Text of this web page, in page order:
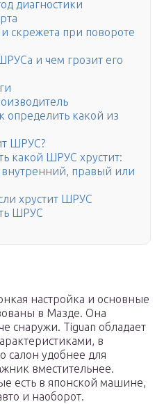
диагностики
и скрежета при повороте
и чем грозит его
какой из
ШРУС?
какой ШРУС хрустит:
правый или
хрустит ШРУС
ШРУС
настройка и основные
в Мазде. Она
снаружи. Tiguan обладает
в
салон удобнее для
вместительнее.
есть в японской машине,
и наоборот.